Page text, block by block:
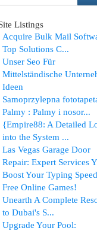
Listings
Acquire Bulk Mail
Top Solutions C...
Unser Seo Für
Mittelständische
Ideen
Samoprzylepna
Palmy : Palmy i nosor...
{Empire88: A Detailed
into the System ...
Las Vegas Garage Door
Repair: Expert Services
Boost Your Typing
Free Online Games!
Unearth A Complete
to Dubai's S...
Upgrade Your Pool: